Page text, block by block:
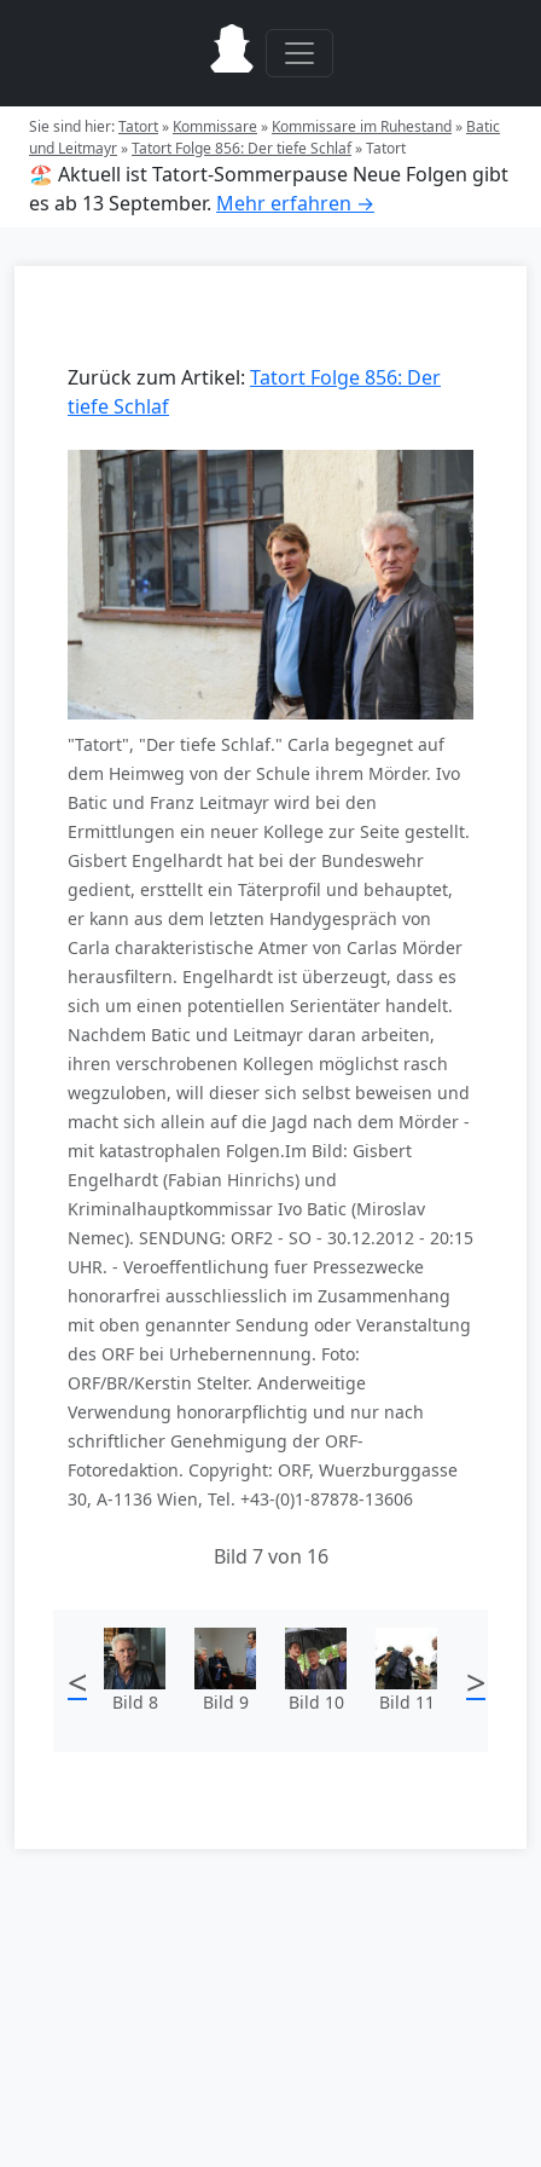
Sie sind hier:Tatort» Kommissare» Kommissare im Ruhestand» Batic
und Leitmayr»Tatort Folge 856: Der tiefe Schlaf»Tatort
🏖️ Aktuell ist Tatort-Sommerpause Neue Folgen gibt
es ab 13 September. Mehr erfahren →
Zurück zum Artikel: Tatort Folge 856: Der
tiefe Schlaf
"Tatort", "Der tiefe Schlaf." Carla begegnet auf
dem Heimweg von der Schule ihrem Mörder. Ivo
Batic und Franz Leitmayr wird bei den
Ermittlungen ein neuer Kollege zur Seite gestellt.
Gisbert Engelhardt hat bei der Bundeswehr
gedient, ersttellt ein Täterprofil und behauptet,
er kann aus dem letzten Handygespräch von
Carla charakteristische Atmer von Carlas Mörder
herausfiltern. Engelhardt ist überzeugt, dass es
sich um einen potentiellen Serientäter handelt.
Nachdem Batic und Leitmayr daran arbeiten,
ihren verschrobenen Kollegen möglichst rasch
wegzuloben, will dieser sich selbst beweisen und
macht sich allein auf die Jagd nach dem Mörder -
mit katastrophalen Folgen.Im Bild: Gisbert
Engelhardt (Fabian Hinrichs) und
Kriminalhauptkommissar Ivo Batic (Miroslav
Nemec). SENDUNG: ORF2 - SO - 30.12.2012 - 20:15
UHR. - Veroeffentlichung fuer Pressezwecke
honorarfrei ausschliesslich im Zusammenhang
mit oben genannter Sendung oder Veranstaltung
des ORF bei Urhebernennung. Foto:
ORF/BR/Kerstin Stelter. Anderweitige
Verwendung honorarpflichtig und nur nach
schriftlicher Genehmigung der ORF-
Fotoredaktion. Copyright: ORF, Wuerzburggasse
30, A-1136 Wien, Tel. +43-(0)1-87878-13606
Bild 7 von 16
< Bild 8 Bild 9 Bild 10 Bild 11 >